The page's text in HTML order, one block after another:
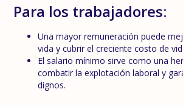
Para los trabajadores:
Una mayor remuneración puede
vida y cubrir el creciente costo de
El salario mínimo sirve como una
combatir la explotación laboral y
dignos.